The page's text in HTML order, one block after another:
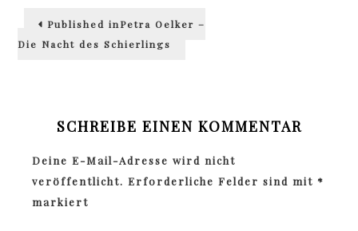
Beitragsnavigation
Published inPetra Oelker –
Die Nacht des Schierlings
SCHREIBE EINEN KOMMENTAR
Deine E-Mail-Adresse wird nicht
veröffentlicht. Erforderliche Felder sind mit *
markiert